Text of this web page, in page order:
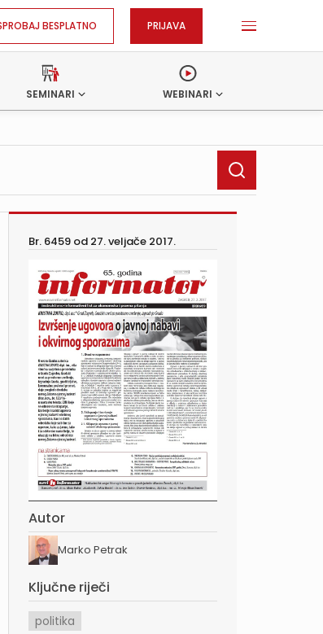
BESPLATNO PRIJAVA
SEMINARI WEBINARI
Br. 6459 od 27. veljače 2017.
Autor
Marko Petrak
Ključne riječi
politika